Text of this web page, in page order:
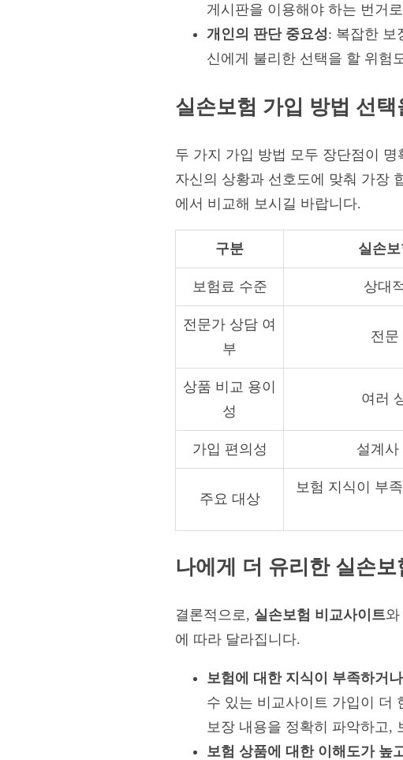
게시판을 이용해야 하는 번거
개인의 판단 중요성: 복잡한 보
신에게 불리한 선택을 할 위험
실손보험 가입 방법 선
두 가지 가입 방법 모두 장단점이
자신의 상황과 선호도에 맞춰 가장
에서 비교해 보시길 바랍니다.
구분 실손
보험료 수준 상대
전문가 상담 여
부
전문
상품 비교 용이
성
여러
가입 편의성 설계사
주요 대상
보험 지식이 부
나에게 더 유리한 실손
결론적으로, 실손보험 비교사이트와
에 따라 달라집니다.
보험에 대한 지식이 부족하거
수 있는 비교사이트 가입이 더
보장 내용을 정확히 파악하고,
보험 상품에 대한 이해도가 높